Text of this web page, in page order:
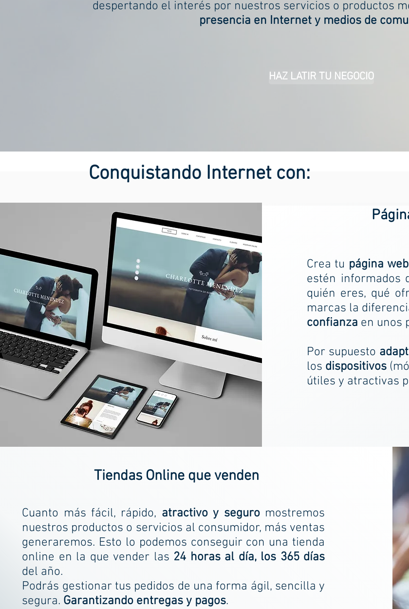
despertando el interés por nuestros servicios o productos
presencia en Internet y medios de
HAZ LATIR TU NEGOCIO
Conquistando Internet con:
Crea tu página
estén informados
quién eres, qué
marcas la
confianza en unos
Por supuesto
los dispositivos
útiles y atractivas
Tiendas Online que venden
Cuanto más fácil, rápido, atractivo y seguromostremos
nuestros productos o servicios al consumidor, más ventas
generaremos. Esto lo podemos conseguir con una tienda
online en la que vender las 24 horas al día, los 365 días
del año.
Podrás gestionar tus pedidos de una forma ágil, sencilla y
segura. Garantizando entregas y pagos.